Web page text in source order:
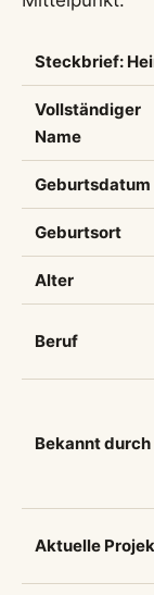
Steckbrief:
Vollständiger
Name
Geburtsdatum
Geburtsort
Alter
Beruf
Bekannt durch
Aktuelle